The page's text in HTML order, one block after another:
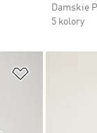
Damskie
5 kolory
Dodaj do